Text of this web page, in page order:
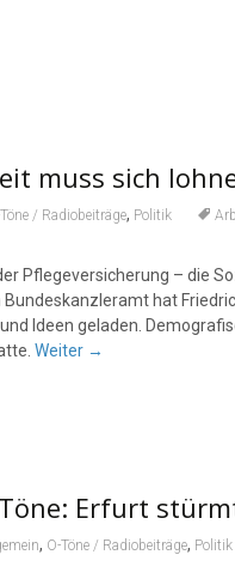
muss sich
/ Radiobeiträge, Politik
Pflegeversicherung – die
hat
Ideen geladen.
Weiter →
Erfurt
, O-Töne / Radiobeiträge, Politik